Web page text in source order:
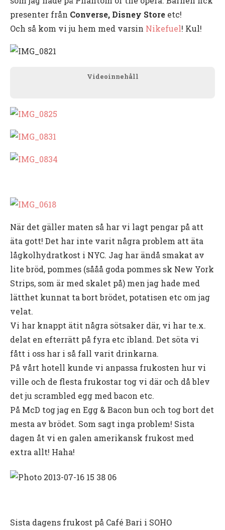
presenter från Converse, Disney Store etc!
Och så kom vi ju hem med varsin Nikefuel! Kul!
Videoinnehåll
När det gäller maten så har vi lagt pengar på att
äta gott! Det har inte varit några problem att äta
lågkolhydratkost i NYC. Jag har ändå smakat av
lite bröd, pommes (sååå goda pommes sk New York
Strips, som är med skalet på) men jag hade med
lätthet kunnat ta bort brödet, potatisen etc om jag
velat.
Vi har knappt ätit några sötsaker där, vi har te.x.
delat en efterrätt på fyra etc ibland. Det söta vi
fått i oss har i så fall varit drinkarna.
På vårt hotell kunde vi anpassa frukosten hur vi
ville och de flesta frukostar tog vi där och då blev
det ju scrambled egg med bacon etc.
På McD tog jag en Egg & Bacon bun och tog bort det
mesta av brödet. Som sagt inga problem! Sista
dagen åt vi en galen amerikansk frukost med
extra allt! Haha!
Sista dagens frukost på Café Bari i SOHO